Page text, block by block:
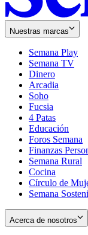
Nuestras marcas
Semana Play
Semana TV
Dinero
Arcadia
Soho
in
new
window
Fucsia
in
new
window
4 Patas
Educación
Foros Semana
Finanzas
Semana Rural
Cocina
Círculo de
Semana
Acerca de nosotros